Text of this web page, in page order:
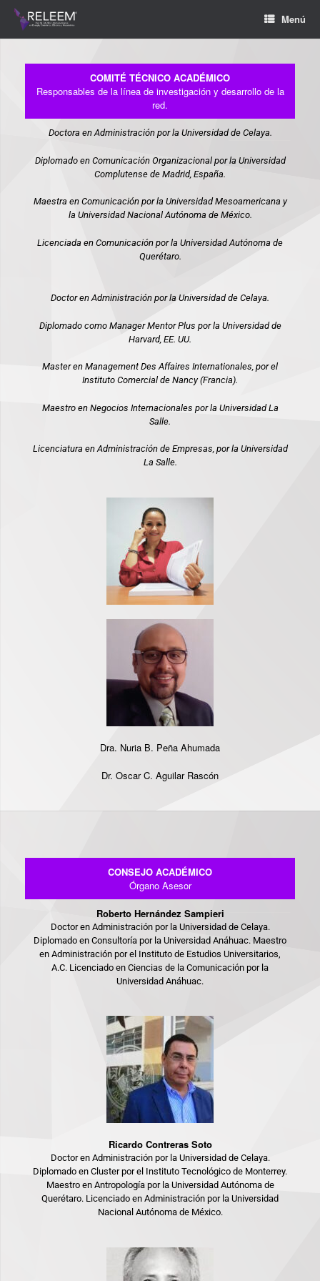
Menú
COMITÉ TÉCNICO ACADÉMICO
Responsables de la línea de investigación y desarrollo de la
red.
Doctora en Administración por la Universidad de Celaya.
Diplomado en Comunicación Organizacional por la Universidad
Complutense de Madrid, España.
Maestra en Comunicación por la Universidad Mesoamericana y
la Universidad Nacional Autónoma de México.
Licenciada en Comunicación por la Universidad Autónoma de
Querétaro.
Doctor en Administración por la Universidad de Celaya.
Diplomado como Manager Mentor Plus por la Universidad de
Harvard, EE. UU.
Master en Management Des Affaires Internationales, por el
Instituto Comercial de Nancy (Francia).
Maestro en Negocios Internacionales por la Universidad La
Salle.
Licenciatura en Administración de Empresas, por la Universidad
La Salle.
Dra. Nuria B. Peña Ahumada
Dr. Oscar C. Aguilar Rascón
CONSEJO ACADÉMICO
Órgano Asesor
Roberto Hernández Sampieri
Doctor en Administración por la Universidad de Celaya.
Diplomado en Consultoría por la Universidad Anáhuac. Maestro
en Administración por el Instituto de Estudios Universitarios,
A.C. Licenciado en Ciencias de la Comunicación por la
Universidad Anáhuac.
Ricardo Contreras Soto
Doctor en Administración por la Universidad de Celaya.
Diplomado en Cluster por el Instituto Tecnológico de Monterrey.
Maestro en Antropología por la Universidad Autónoma de
Querétaro. Licenciado en Administración por la Universidad
Nacional Autónoma de México.